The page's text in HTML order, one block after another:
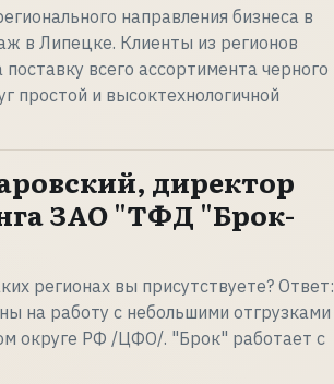
направления бизнеса в
в Липецке. Клиенты из регионов
всего ассортимента черного
простой и высоктехнологичной
директор
ЗАО "ТФД "Брок-
регионах вы присутствуете? Ответ:
на работу с небольшими отгрузками
округе РФ /ЦФО/. "Брок" работает с